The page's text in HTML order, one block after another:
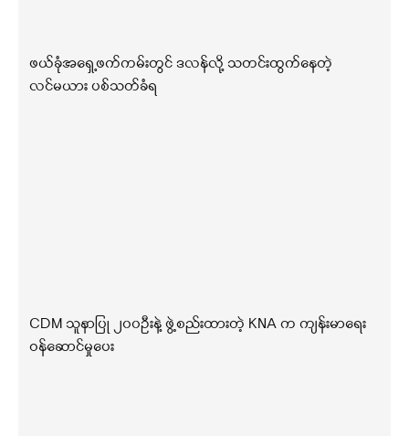
ဖယ်ခုံအရှေ့ဖက်ကမ်းတွင် ဒလန်လို့ သတင်းထွက်နေတဲ့
လင်မယား ပစ်သတ်ခံရ
CDM သူနာပြု ၂၀၀ဦးနဲ့ ဖွဲ့စည်းထားတဲ့ KNA က ကျန်းမာရေး
ဝန်ဆောင်မှုပေး